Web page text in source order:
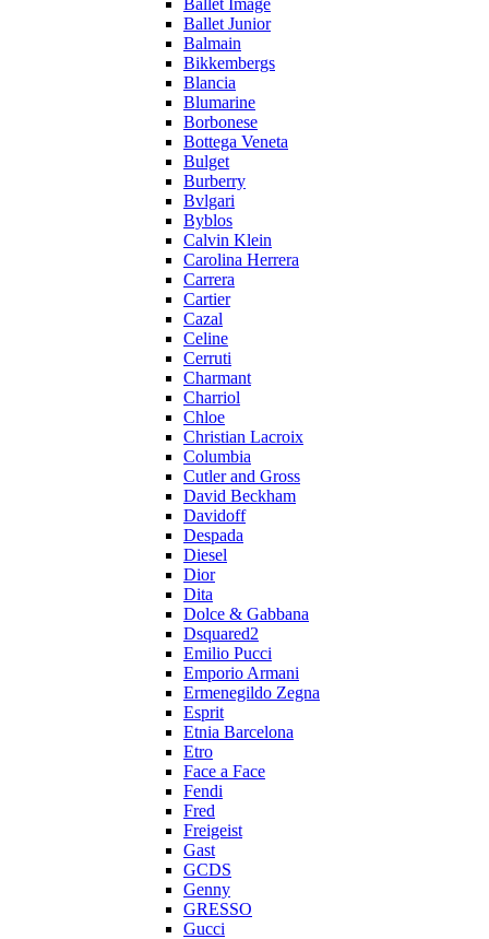
Ballet Image
Ballet Junior
Balmain
Bikkembergs
Blancia
Blumarine
Borbonese
Bottega Veneta
Bulget
Burberry
Bvlgari
Byblos
Calvin Klein
Carolina Herrera
Carrera
Cartier
Cazal
Celine
Cerruti
Charmant
Charriol
Chloe
Christian Lacroix
Columbia
Cutler and Gross
David Beckham
Davidoff
Despada
Diesel
Dior
Dita
Dolce & Gabbana
Dsquared2
Emilio Pucci
Emporio Armani
Ermenegildo Zegna
Esprit
Etnia Barcelona
Etro
Face a Face
Fendi
Fred
Freigeist
Gast
GCDS
Genny
GRESSO
Gucci